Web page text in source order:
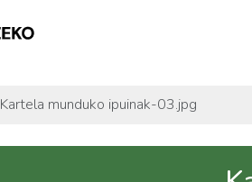
Kartela munduko ipuinak-03.jpg